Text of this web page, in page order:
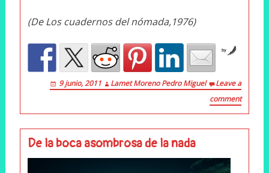
(De Los cuadernos del nómada,1976)
by
9 junio, 2011 Lamet Moreno Pedro Miguel
Leave a
comment
De la boca asombrosa de la nada